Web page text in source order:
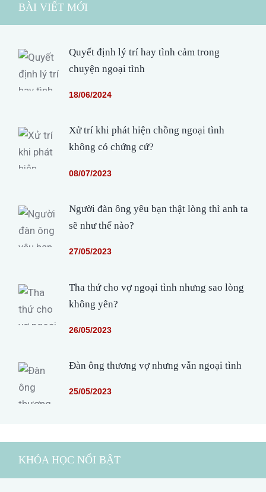
BÀI VIẾT MỚI
Quyết định lý trí hay tình cảm trong
chuyện ngoại tình
18/06/2024
Xử trí khi phát hiện chồng ngoại tình
không có chứng cứ?
08/07/2023
Người đàn ông yêu bạn thật lòng thì anh ta
sẽ như thế nào?
27/05/2023
Tha thứ cho vợ ngoại tình nhưng sao lòng
không yên?
26/05/2023
Đàn ông thương vợ nhưng vẫn ngoại tình
25/05/2023
KHÓA HỌC NỔI BẬT